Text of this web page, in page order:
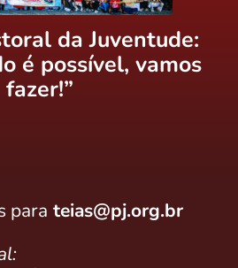
da Juventude:
é possível, vamos
fazer!”
para teias@pj.org.br